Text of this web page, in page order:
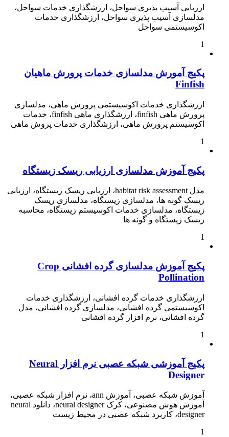
ارزیابی آسیب پذیری سواحل، ارزشگذاری خدمات سواحل،
مدلسازی آسیب پذیری سواحل، ارزشگذاری خدمات
اکوسیستمی سواحل
1
پکیج آمورش مدلسازی خدمات پرورش ماهیان
Finfish
ارزشگذاری خدمات اکوسیستمی پرورش ماهی، مدلسازی
پرورش ماهی finfish، ارزشگذاری ماهی finfish، خدمات
اکوسیستم پرورش ماهی، ارزشگذاری خدمات پروش ماهی
1
پکیج آموزش مدلسازی ارزیابی ریسک زیستگاه
مدل habitat risk assessment، ارزیابی ریسک زیستگاه، ارزیابی
ریسک گونه ها، مدلسازی زیستگاه، مدلسازی ریسک
زیستگاه، مدلسازی خدمات اکوسیستم زیستگاه، محاسبه
ریسک زیستگاه و گونه ها
1
پکیج آموزش مدلسازی گرده افشانی Crop
Pollination
ارزشگذاری خدمات گرده افشانی، ارزشگذاری خدمات
اکوسیستمی گرده افشانی، مدلسازی گرده افشانی، مدل
گرده افشانی، نرم افزار گرده افشانی
1
پکیج آموزشی شبکه عصبی نرم افزار Neural
Designer
آموزش شبکه عصبی، آموزش ann، نرم افزار شبکه عصبی،
آموزش هوش مصنوعی، کرک neural designer، دانلود neural
designer، کاربرد شبکه عصبی در محیط زیست
1